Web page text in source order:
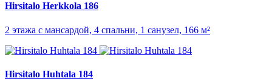
Hirsitalo Herkkola 186
2 этажа с мансардой, 4 спальни, 1 санузел, 166 м²
Hirsitalo Huhtala 184